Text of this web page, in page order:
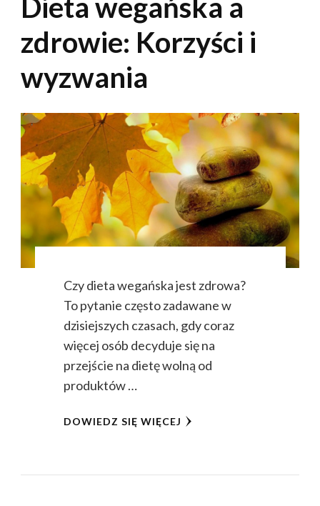
Dieta wegańska a
zdrowie: Korzyści i
wyzwania
Czy dieta wegańska jest zdrowa?
To pytanie często zadawane w
dzisiejszych czasach, gdy coraz
więcej osób decyduje się na
przejście na dietę wolną od
produktów …
DOWIEDZ SIĘ WIĘCEJ